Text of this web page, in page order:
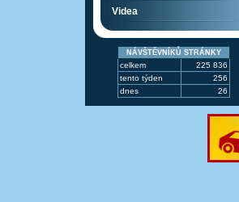
Videa
NÁVŠTĚVNÍKŮ STRÁNKY
celkem
225 836
tento týden
256
dnes
26